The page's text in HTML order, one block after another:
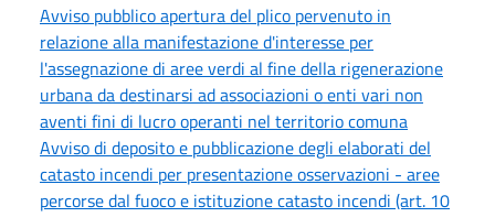
Avviso pubblico apertura del plico pervenuto in
relazione alla manifestazione d'interesse per
l'assegnazione di aree verdi al fine della rigenerazione
urbana da destinarsi ad associazioni o enti vari non
aventi fini di lucro operanti nel territorio comuna
Avviso di deposito e pubblicazione degli elaborati del
catasto incendi per presentazione osservazioni - aree
percorse dal fuoco e istituzione catasto incendi (art. 10